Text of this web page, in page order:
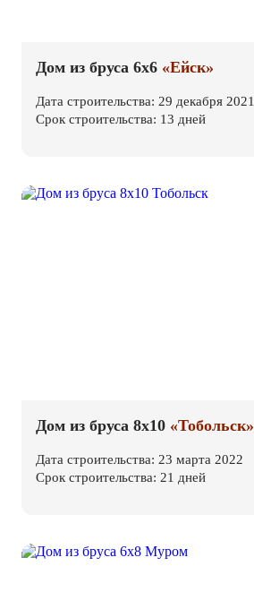
Дом из бруса 6х6 «Ейск»
Дата строительства: 29 декабря 2021
Срок строительства: 13 дней
Дом из бруса 8х10 «Тобольск»
Дата строительства: 23 марта 2022
Срок строительства: 21 дней